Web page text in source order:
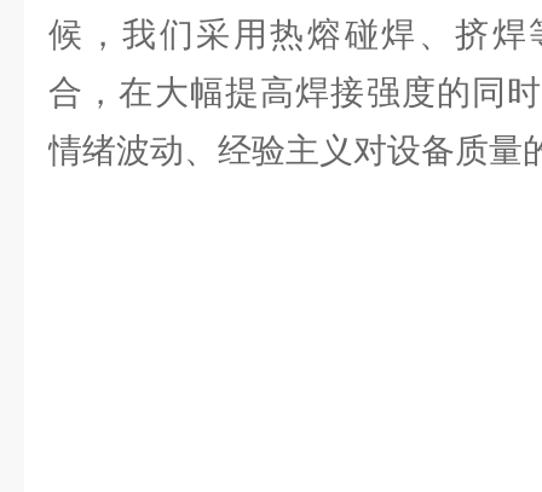
候，我们采用热熔碰焊、挤焊
合，在大幅提高焊接强度的同
情绪波动、经验主义对设备质量